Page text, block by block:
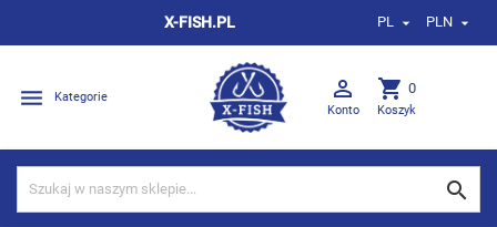
X-FISH.PL PL  PLN 
 Kategorie 
Konto
shopping_cart 0
Koszyk
